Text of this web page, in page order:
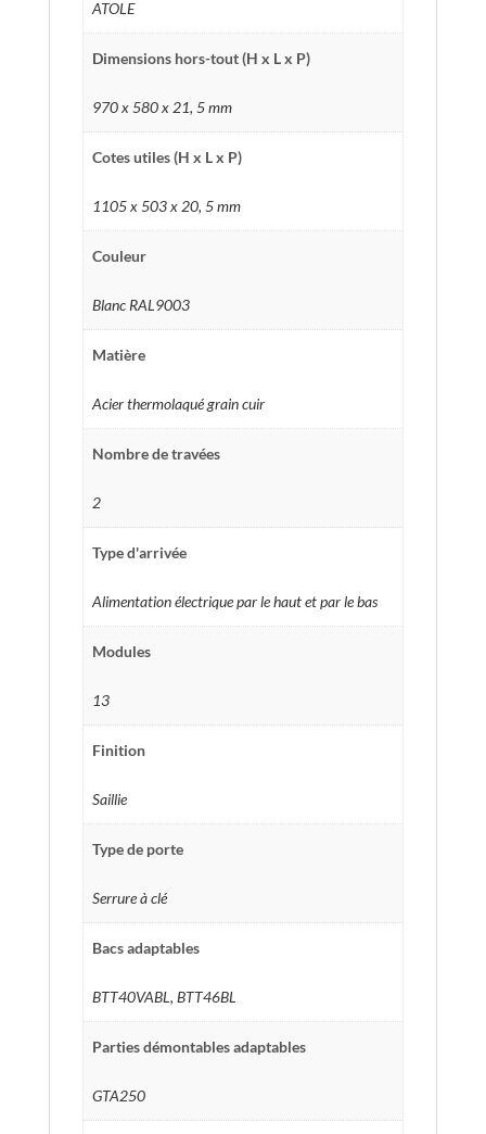
ATOLE
Dimensions hors-tout (H x L x P)
970 x 580 x 21, 5 mm
Cotes utiles (H x L x P)
1105 x 503 x 20, 5 mm
Couleur
Blanc RAL9003
Matière
Acier thermolaqué grain cuir
Nombre de travées
2
Type d'arrivée
Alimentation électrique par le haut et par le bas
Modules
13
Finition
Saillie
Type de porte
Serrure à clé
Bacs adaptables
BTT40VABL, BTT46BL
Parties démontables adaptables
GTA250